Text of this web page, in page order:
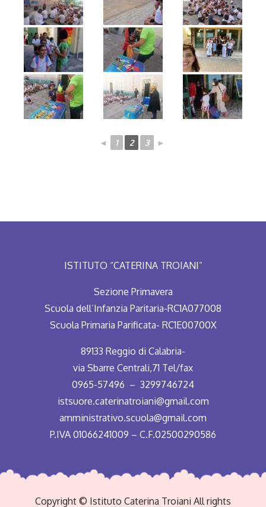
◄ 1 2 3 ►
ISTITUTO “CATERINA TROIANI”
Sezione Primavera
Scuola dell’Infanzia Paritaria-RC1A077008
Scuola Primaria Parificata- RC1E00700X
89133 Reggio di Calabria-
via Sbarre Centrali,71 Tel/fax
0965-57496 – 3299746724
istsuore.caterinatroiani@gmail.com
amministrativo.scuola@gmail.com
P.IVA 01066241009 – C.F.02500290586
Copyright © Istituto Caterina Troiani All rights